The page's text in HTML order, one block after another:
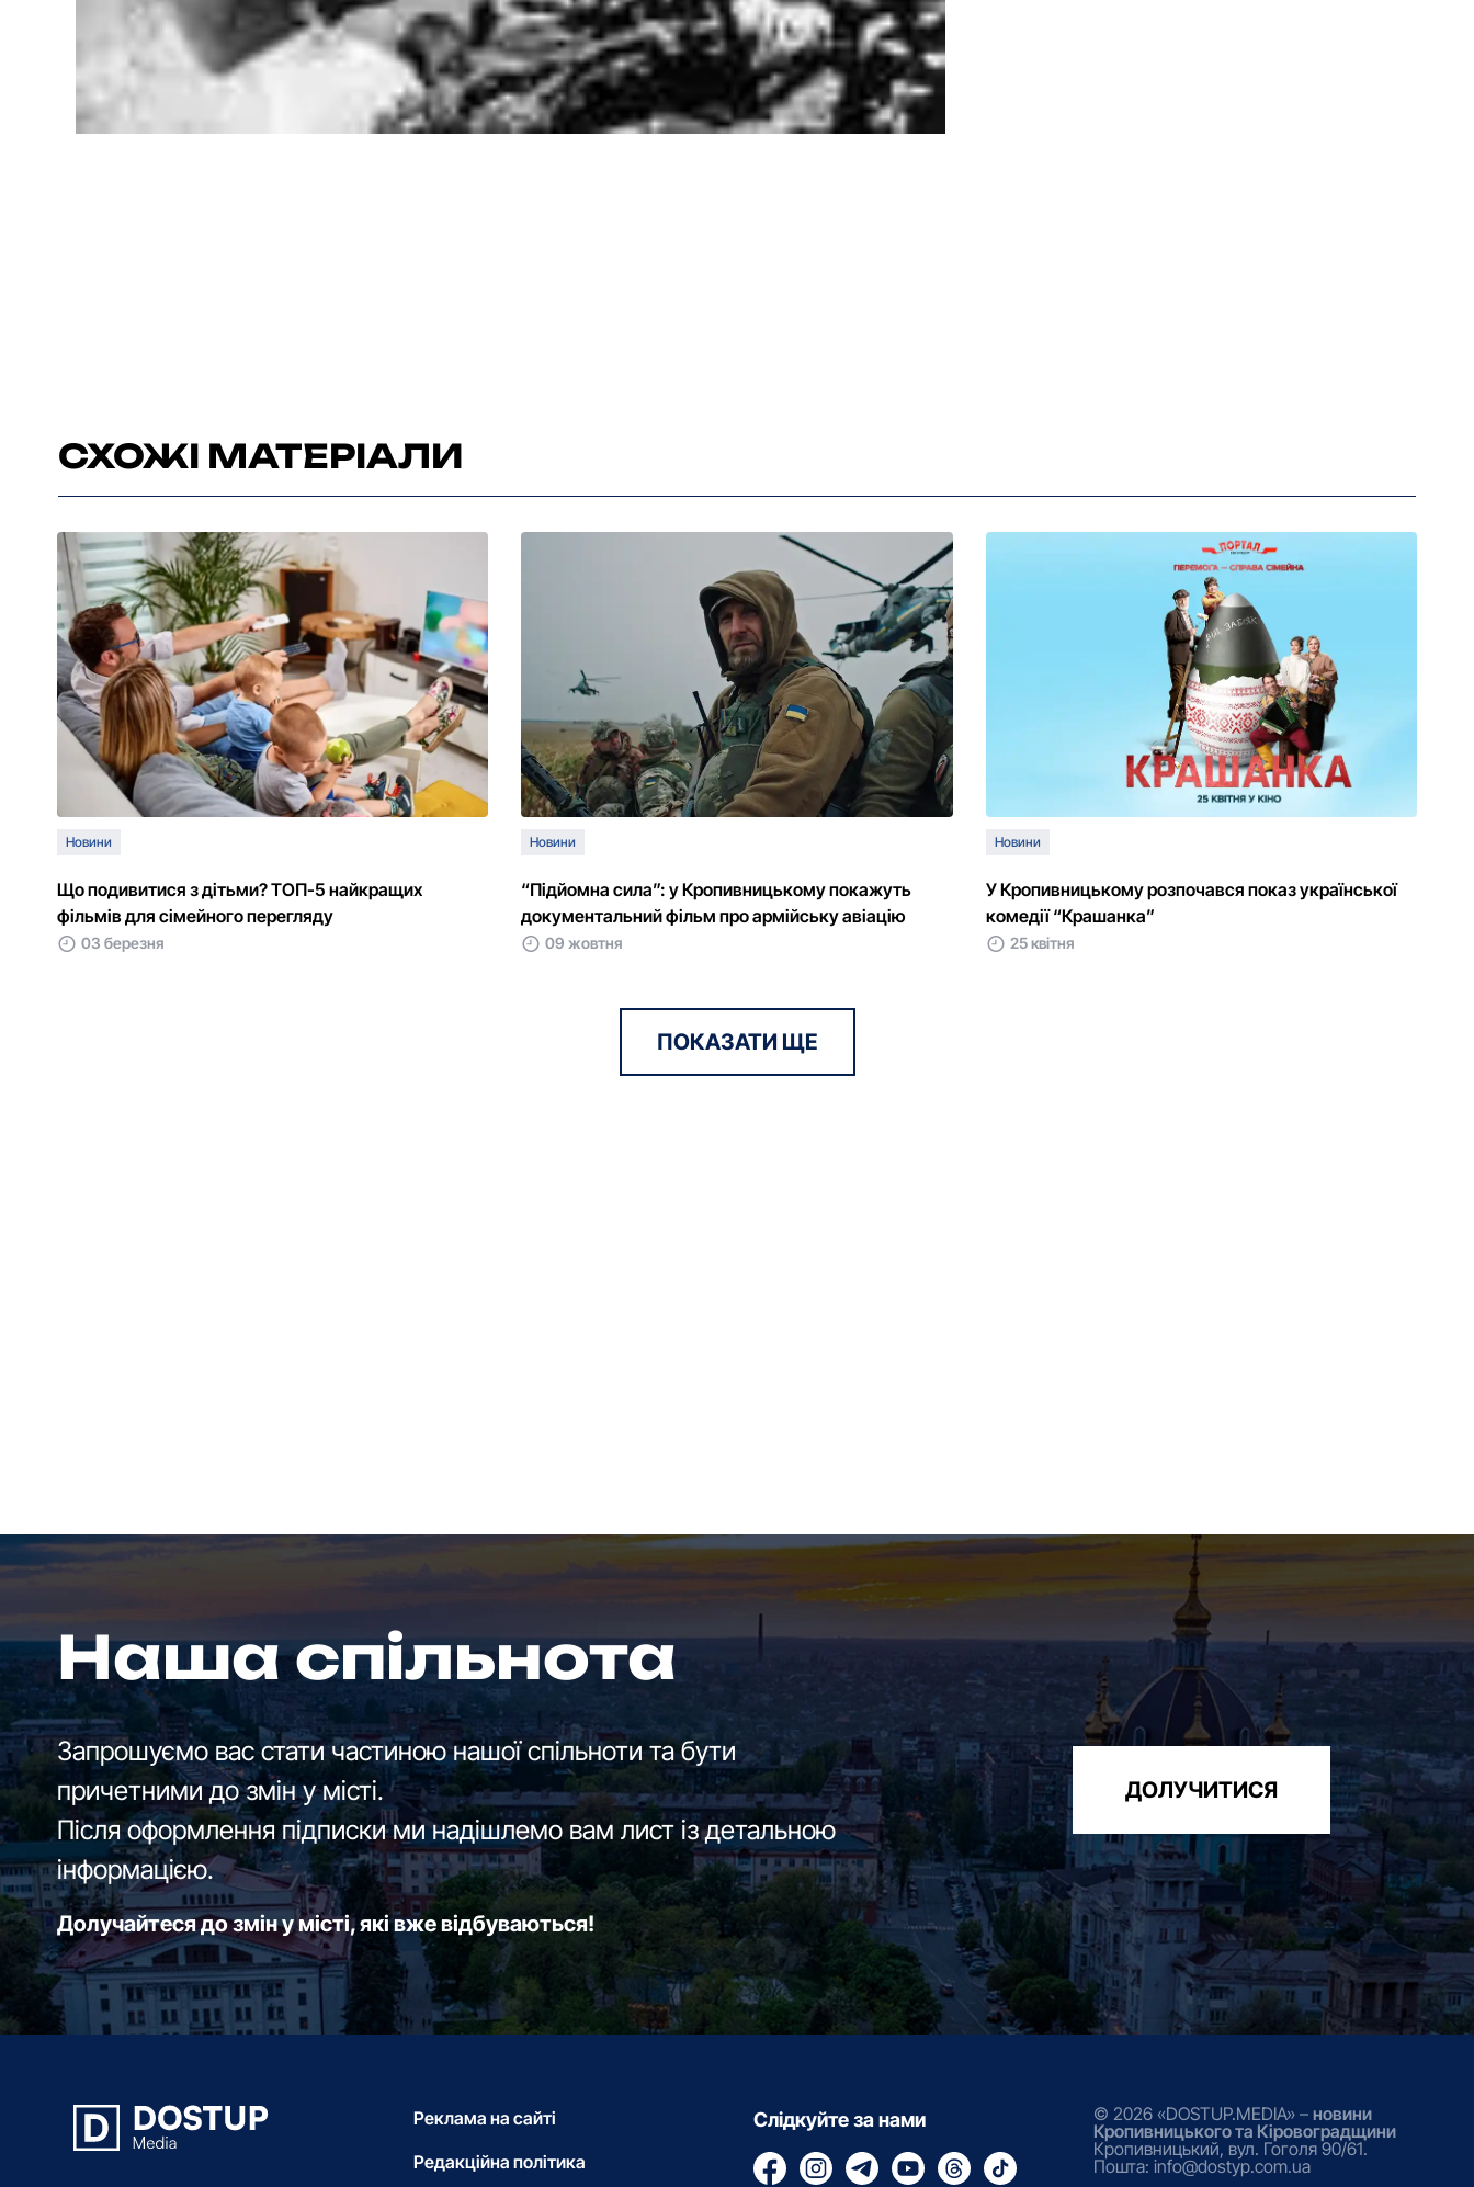
СХОЖІ МАТЕРІАЛИ
Новини
Що подивитися з дітьми? ТОП-5 найкращих
фільмів для сімейного перегляду
03 березня
Новини
“Підйомна сила”: у Кропивницькому покажуть
документальний фільм про армійську авіацію
09 жовтня
Новини
У Кропивницькому розпочався показ української
комедії “Крашанка”
25 квітня
ПОКАЗАТИ ЩЕ
Наша спільнота
Запрошуємо вас стати частиною нашої спільноти та бути
причетними до змін у місті.
Після оформлення підписки ми надішлемо вам лист із детальною
інформацією.
Долучайтеся до змін у місті, які вже відбуваються!
ДОЛУЧИТИСЯ
Реклама на сайті
Редакційна політика
Слідкуйте за нами © 2026 «DOSTUP.MEDIA» – новини
Кропивницького та Кіровоградщини
Кропивницький, вул. Гоголя 90/61.
Пошта: info@dostyp.com.ua